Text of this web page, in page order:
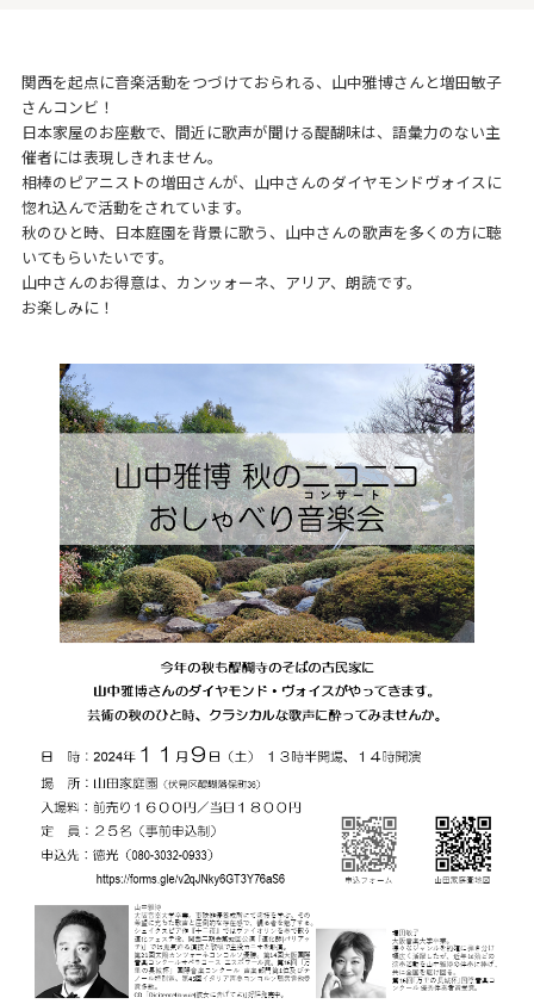
関西を起点に音楽活動をつづけておられる、山中雅博さんと増田敏子
さんコンビ！
日本家屋のお座敷で、間近に歌声が聞ける醍醐味は、語彙力のない主
催者には表現しきれません。
相棒のピアニストの増田さんが、山中さんのダイヤモンドヴォイスに
惚れ込んで活動をされています。
秋のひと時、日本庭園を背景に歌う、山中さんの歌声を多くの方に聴
いてもらいたいです。
山中さんのお得意は、カンッォーネ、アリア、朗読です。
お楽しみに！